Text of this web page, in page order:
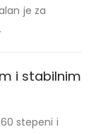
je za
i stabilnim
stepeni i